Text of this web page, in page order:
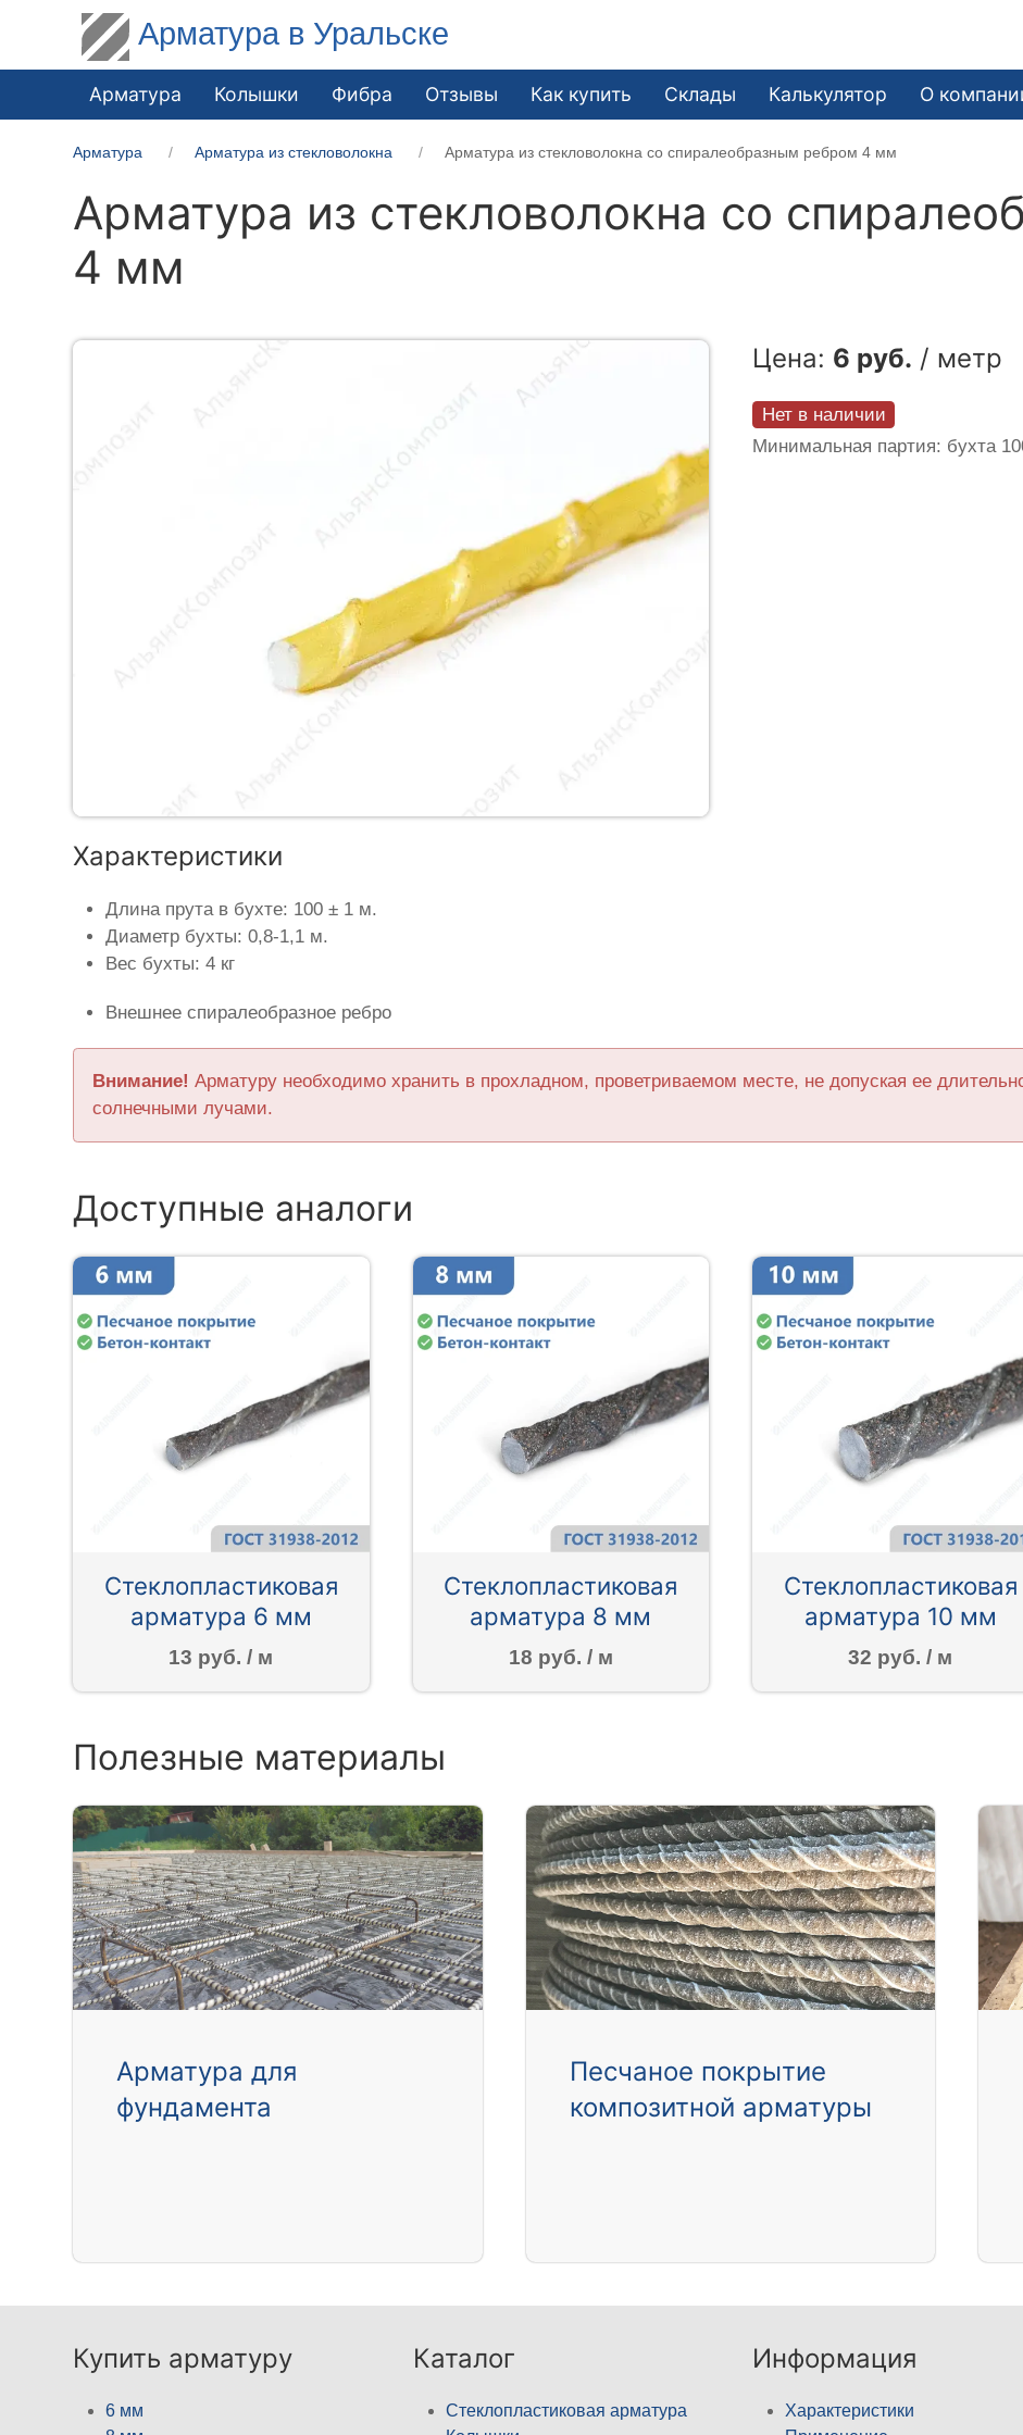
Арматура в Уральске
Арматура Колышки Фибра Отзывы Как купить Склады Калькулятор О
Арматура Арматура из стекловолокна Арматура из стекловолокна со спиралеобразным ребром 4 мм
Арматура из стекловолокна со
4 мм
Цена: 6 руб. / метр
Нет в наличии
Минимальная партия: бухта
Характеристики
Длина прута в бухте: 100 ± 1 м.
Диаметр бухты: 0,8-1,1 м.
Вес бухты: 4 кг
Внешнее спиралеобразное ребро
Внимание! Арматуру необходимо хранить в прохладном, проветриваемом месте, не допуская ее
солнечными лучами.
Доступные аналоги
Стеклопластиковая
арматура 6 мм
13 руб. / м
Стеклопластиковая
арматура 8 мм
18 руб. / м
Стеклопластиковая
арматура 10 мм
32 руб. / м
Полезные материалы
Арматура для
фундамента
Песчаное покрытие
композитной арматуры
Купить арматуру
6 мм
Каталог
Стеклопластиковая арматура
Информация
Характеристики